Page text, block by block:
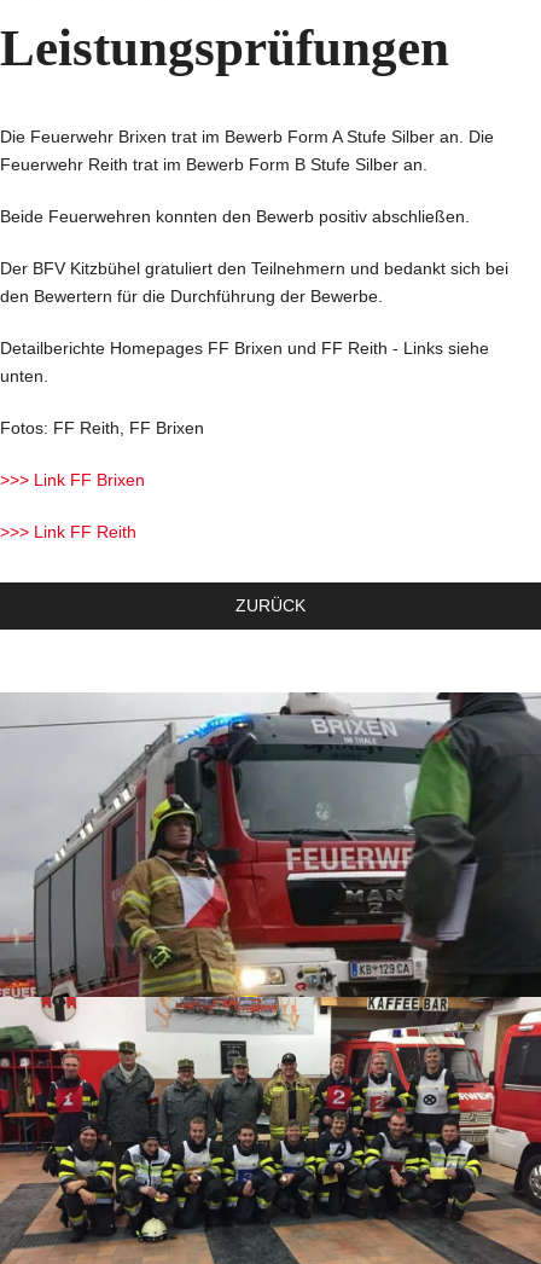
Leistungsprüfungen
Die Feuerwehr Brixen trat im Bewerb Form A Stufe Silber an. Die
Feuerwehr Reith trat im Bewerb Form B Stufe Silber an.
Beide Feuerwehren konnten den Bewerb positiv abschließen.
Der BFV Kitzbühel gratuliert den Teilnehmern und bedankt sich bei
den Bewertern für die Durchführung der Bewerbe.
Detailberichte Homepages FF Brixen und FF Reith - Links siehe
unten.
Fotos: FF Reith, FF Brixen
>>> Link FF Brixen
>>> Link FF Reith
ZURÜCK